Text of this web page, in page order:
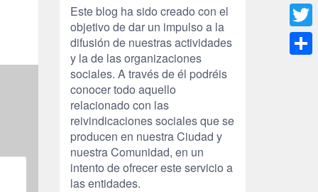
Este blog ha sido creado con el
objetivo de dar un impulso a la
difusión de nuestras actividades
y la de las organizaciones
sociales. A través de él podréis
conocer todo aquello
relacionado con las
reivindicaciones sociales que se
producen en nuestra Ciudad y
nuestra Comunidad, en un
intento de ofrecer este servicio a
las entidades.